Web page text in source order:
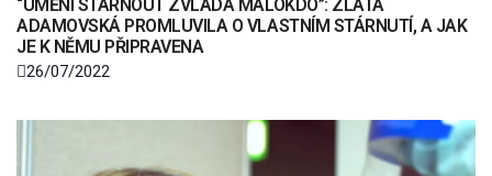
“UMĚNÍ STÁRNOUT ZVLÁDÁ MÁLOKDO”: ZLATA
ADAMOVSKÁ PROMLUVILA O VLASTNÍM STÁRNUTÍ, A JAK
JE K NĚMU PŘIPRAVENA
26/07/2022